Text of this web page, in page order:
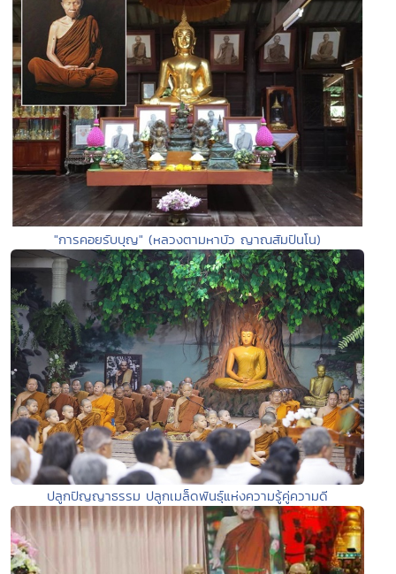
"การคอยรับบุญ" (หลวงตามหาบัว ญาณสัมปันโน)
ปลูกปัญญาธรรม ปลูกเมล็ดพันธุ์แห่งความรู้คู่ความดี